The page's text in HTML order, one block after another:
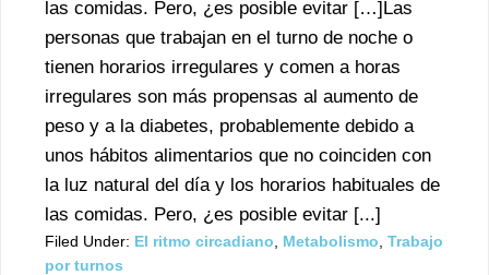
las comidas. Pero, ¿es posible evitar […]Las
personas que trabajan en el turno de noche o
tienen horarios irregulares y comen a horas
irregulares son más propensas al aumento de
peso y a la diabetes, probablemente debido a
unos hábitos alimentarios que no coinciden con
la luz natural del día y los horarios habituales de
las comidas. Pero, ¿es posible evitar [...]
Filed Under: El ritmo circadiano Metabolismo Trabajo
por turnos